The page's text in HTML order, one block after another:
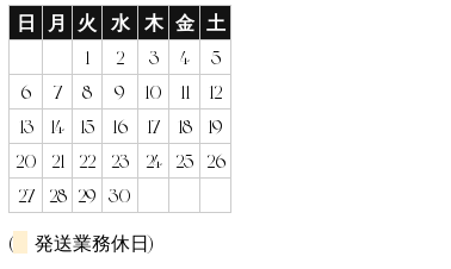
日
月 火 水 木 金 土
1
2 3 4
5
6
7 8 9 10 11
12
13
14 15 16 17 18
19
20
21 22 23 24 25
26
27
28 29 30
( 発送業務休日)